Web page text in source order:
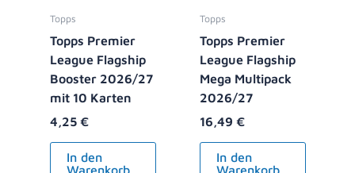
Topps
Topps Premier
League Flagship
Booster 2026/27
mit 10 Karten
4,25 €
In den
Warenkorb
Topps
Topps Premier
League Flagship
Mega Multipack
2026/27
16,49 €
In den
Warenkorb